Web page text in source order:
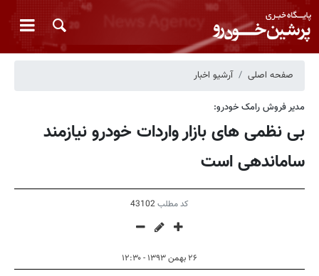
صفحه اصلی آرشیو اخبار
مدیر فروش رامک خودرو:
بی نظمی های بازار واردات خودرو نیازمند
ساماندهی است
کد مطلب43102
۲۶ بهمن ۱۳۹۳ - ۱۲:۳۰